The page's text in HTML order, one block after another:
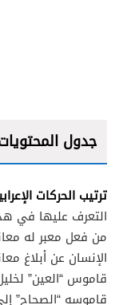
جدول
ترتيب الحركات
التعرف عليها في
من فعل معبر له
الإنسان عن أبلاغ
قاموس “العين”
قاموسه “الصحاح”